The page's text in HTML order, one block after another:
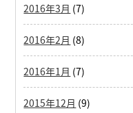
2016年3月 (7)
2016年2月 (8)
2016年1月 (7)
2015年12月 (9)